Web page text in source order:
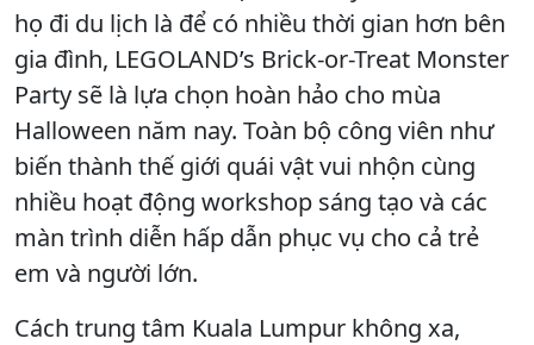
họ đi du lịch là để có nhiều thời gian hơn bên
gia đình, LEGOLAND’s Brick-or-Treat Monster
Party sẽ là lựa chọn hoàn hảo cho mùa
Halloween năm nay. Toàn bộ công viên như
biến thành thế giới quái vật vui nhộn cùng
nhiều hoạt động workshop sáng tạo và các
màn trình diễn hấp dẫn phục vụ cho cả trẻ
em và người lớn.
Cách trung tâm Kuala Lumpur không xa,